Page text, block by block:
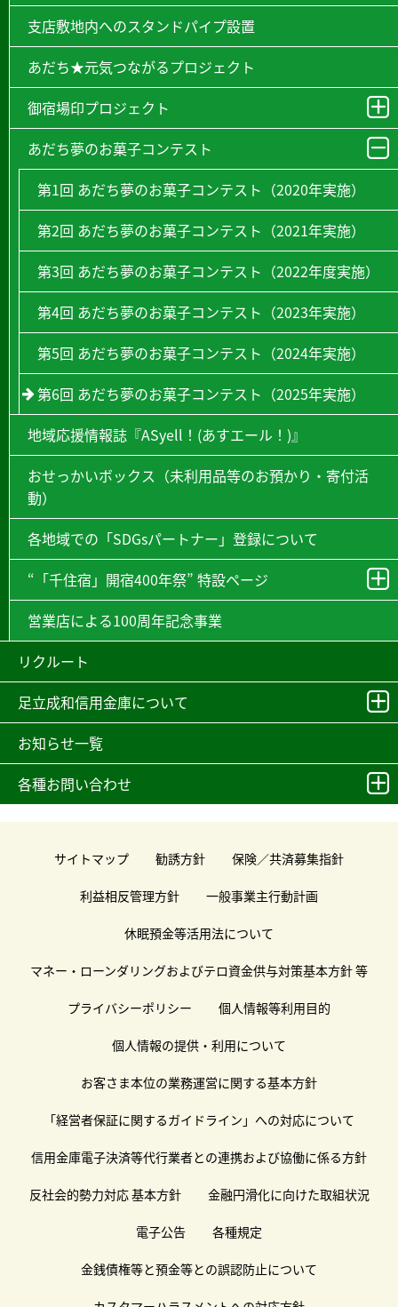
支店敷地内へのスタンドパイプ設置
あだち★元気つながるプロジェクト
御宿場印プロジェクト
あだち夢のお菓子コンテスト
第1回 あだち夢のお菓子コンテスト（2020年実施）
第2回 あだち夢のお菓子コンテスト（2021年実施）
第3回 あだち夢のお菓子コンテスト（2022年度実施）
第4回 あだち夢のお菓子コンテスト（2023年実施）
第5回 あだち夢のお菓子コンテスト（2024年実施）
第6回 あだち夢のお菓子コンテスト（2025年実施）
地域応援情報誌『ASyell！(あすエール！)』
おせっかいボックス（未利用品等のお預かり・寄付活
動）
各地域での「SDGsパートナー」登録について
“「千住宿」開宿400年祭” 特設ページ
営業店による100周年記念事業
リクルート
足立成和信用金庫について
お知らせ一覧
各種お問い合わせ
サイトマップ 勧誘方針 保険／共済募集指針
利益相反管理方針 一般事業主行動計画
休眠預金等活用法について
マネー・ローンダリングおよびテロ資金供与対策基本方針 等
プライバシーポリシー 個人情報等利用目的
個人情報の提供・利用について
お客さま本位の業務運営に関する基本方針
「経営者保証に関するガイドライン」への対応について
信用金庫電子決済等代行業者との連携および協働に係る方針
反社会的勢力対応 基本方針 金融円滑化に向けた取組状況
電子公告 各種規定
金銭債権等と預金等との誤認防止について